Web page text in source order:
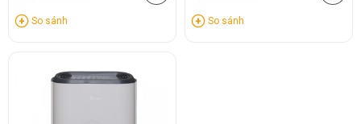
So sánh So sánh